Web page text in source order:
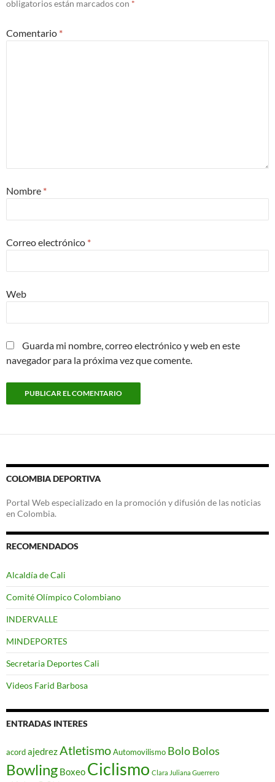
obligatorios están marcados con *
Comentario *
Nombre *
Correo electrónico *
Web
Guarda mi nombre, correo electrónico y web en este
navegador para la próxima vez que comente.
COLOMBIA DEPORTIVA
Portal Web especializado en la promoción y difusión de las noticias
en Colombia.
RECOMENDADOS
Alcaldía de Cali
Comité Olímpico Colombiano
INDERVALLE
MINDEPORTES
Secretaria Deportes Cali
Videos Farid Barbosa
ENTRADAS INTERES
acordajedrez AtletismoAutomovilismo BoloBolos
Bowling Boxeo Ciclismo Clara Juliana Guerrero